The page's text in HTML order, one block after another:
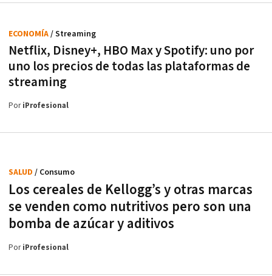
Netflix, Disney+, HBO Max y Spotify: uno por
uno los precios de todas las plataformas de
streaming
ECONOMÍA/ Streaming
PoriProfesional
Los cereales de Kellogg’s y otras marcas
se venden como nutritivos pero son una
bomba de azúcar y aditivos
SALUD / Consumo
PoriProfesional